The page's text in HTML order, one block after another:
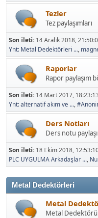
Tezler
Tez paylaşımları
Son ileti:14 Aralık 2018,
Ynt: Metal Dedektörleri ...,
Raporlar
Rapor paylaşım
Son ileti:14 Mart 2017,
Ynt: alternatif akım ve ... ,
Ders Notları
Ders notu
Son ileti:18 Ekim 2018,
PLC UYGULMA Arkadaşlar ...,
Metal Dedektörleri
Metal
Metal Dedektörü